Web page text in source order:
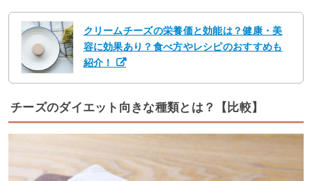
クリームチーズの栄養価と効能は？健康・美
容に効果あり？食べ方やレシピのおすすめも
紹介！
チーズのダイエット向きな種類とは？【比較】